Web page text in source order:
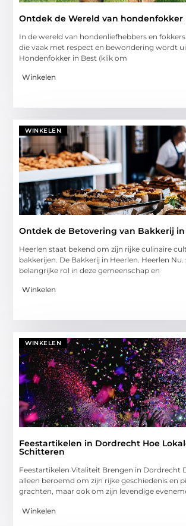
Ontdek de Wereld van hondenfokker
In de wereld van hondenliefhebbers en
die vaak met respect en bewondering wordt
Hondenfokker in Best (klik om
Winkelen
WINKELEN
Ontdek de Betovering van Bakkerij in
Heerlen staat bekend om zijn rijke culinaire
bakkerijen. De Bakkerij in Heerlen. Heerlen Nu.
belangrijke rol in deze gemeenschap en
Winkelen
WINKELEN
Feestartikelen in Dordrecht Hoe
Schitteren
Feestartikelen Vitaliteit Brengen in Dordrecht
alleen beroemd om zijn rijke geschiedenis en
grachten, maar ook om zijn levendige
Winkelen